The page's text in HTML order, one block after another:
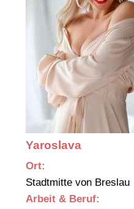
Yaroslava
Ort:
Stadtmitte von Breslau
Arbeit & Beruf: